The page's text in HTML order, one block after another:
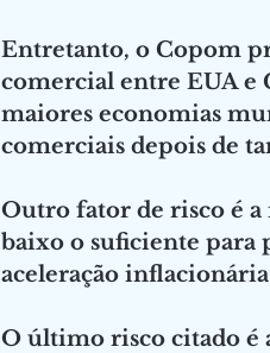
Entretanto, o Copom
comercial entre EUA e
maiores economias
comerciais depois de
Outro fator de risco é a
baixo o suficiente para
aceleração
O último risco citado é